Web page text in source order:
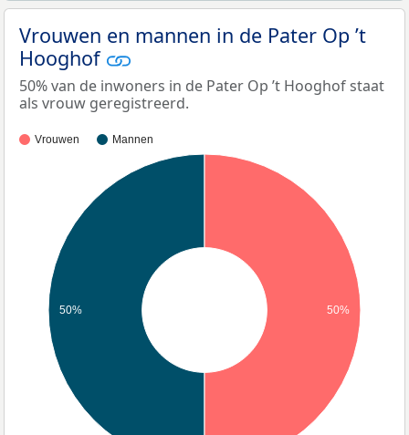
Vrouwen en mannen in de Pater Op ’t
Hooghof
50% van de inwoners in de Pater Op ’t Hooghof staat
als vrouw geregistreerd.
Vrouwen Mannen
50% 50%